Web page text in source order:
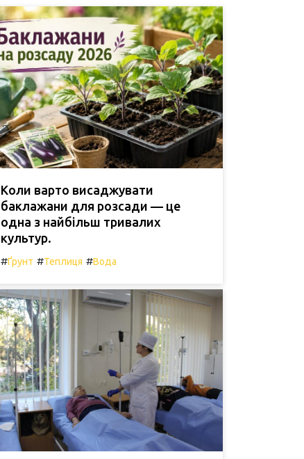
Коли варто висаджувати
баклажани для розсади — це
одна з найбільш тривалих
культур.
#Ґрунт #Теплиця #Вода